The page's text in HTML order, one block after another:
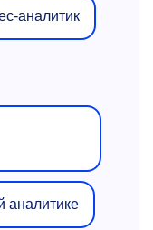
аналитик
аналитике